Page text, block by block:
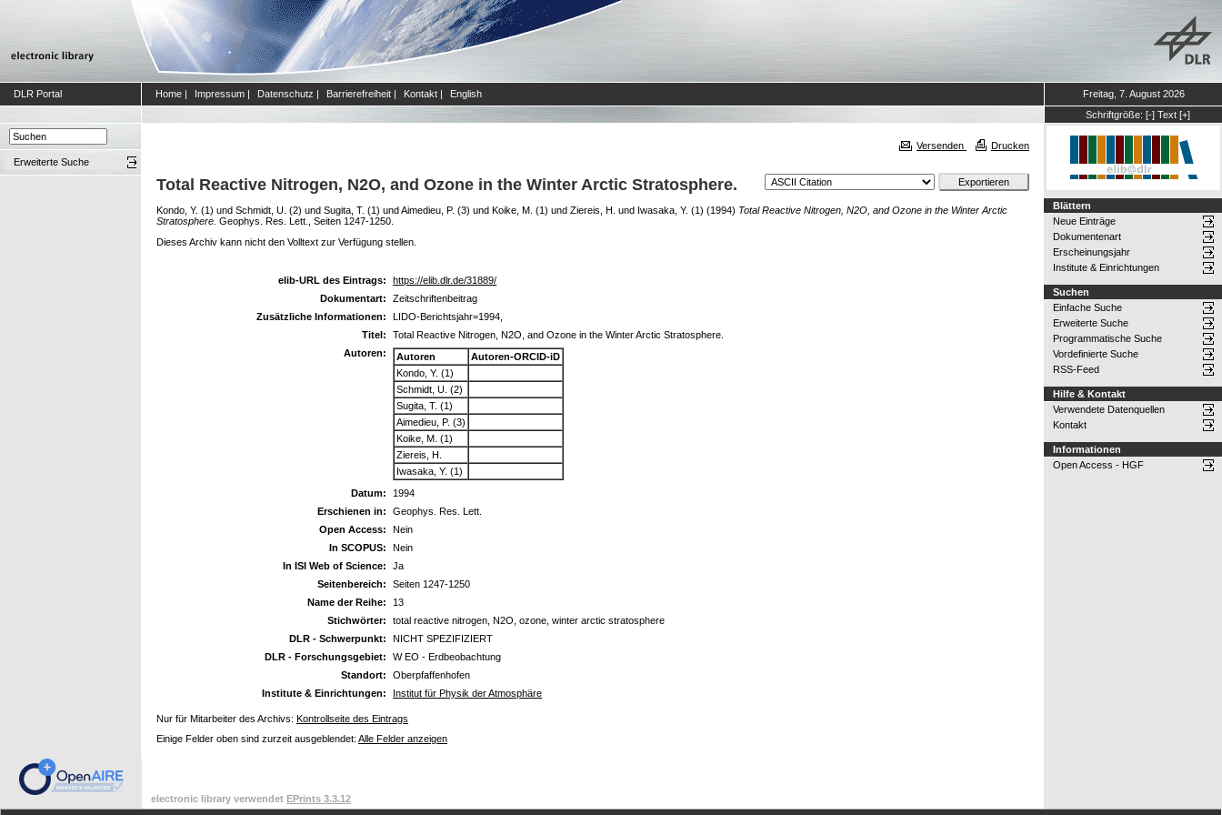
DLR Portal Home | Impressum | Datenschutz | Barrierefreiheit | Kontakt | English
Freitag, 7. August 2026
Schriftgröße: [-] Text [+]
Erweiterte Suche
Versenden Drucken
Total Reactive Nitrogen, N2O, and Ozone in the Winter Arctic Stratosphere.
Kondo, Y. (1) und Schmidt, U. (2) und Sugita, T. (1) undAimedieu, P. (3) und Koike, M. (1) und Ziereis, H. und Iwasaka, Y. (1) (1994) Total Reactive Nitrogen, N2O, and Ozone in the Winter Arctic
Stratosphere. Geophys. Res. Lett., Seiten 1247-1250.
Dieses Archiv kann nicht den Volltext zur Verfügung stellen.
elib-URL des Eintrags:
https://elib.dlr.de/31889/
Dokumentart:
Zeitschriftenbeitrag
Zusätzliche Informationen:
LIDO-Berichtsjahr=1994,
Titel:
Total Reactive Nitrogen, N2O, and Ozone in the Winter Arctic Stratosphere.
Autoren:
Autoren
Autoren-ORCID-iD
Kondo, Y. (1)
Schmidt, U. (2)
Sugita, T. (1)
Aimedieu, P. (3)
Koike, M. (1)
Ziereis, H.
Iwasaka, Y. (1)
Datum:
1994
Erschienen in:
Geophys. Res. Lett.
Open Access:
Nein
In SCOPUS:
Nein
In ISI Web of Science:
Ja
Seitenbereich:
Seiten 1247-1250
Name der Reihe:
13
Stichwörter:
total reactive nitrogen, N2O, ozone, winter arctic stratosphere
DLR - Schwerpunkt:
NICHT SPEZIFIZIERT
DLR - Forschungsgebiet:
W EO - Erdbeobachtung
Standort:
Oberpfaffenhofen
Institute & Einrichtungen:
Institut für Physik der Atmosphäre
Nur für Mitarbeiter des Archivs: Kontrollseite des Eintrags
Einige Felder oben sind zurzeit ausgeblendet: Alle Felder anzeigen
Blättern
Neue Einträge
Dokumentenart
Erscheinungsjahr
Institute & Einrichtungen
Suchen
Einfache Suche
Erweiterte Suche
Programmatische Suche
Vordefinierte Suche
RSS-Feed
Hilfe & Kontakt
Verwendete Datenquellen
Kontakt
Informationen
Open Access - HGF
electronic library verwendet EPrints 3.3.12